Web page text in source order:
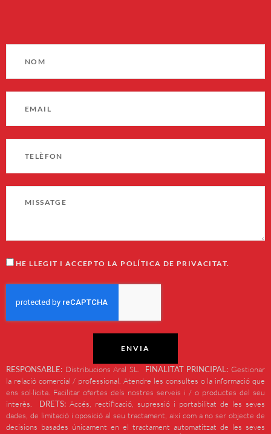
HE LLEGIT I ACCEPTO LA POLÍTICA DE PRIVACITAT.
ENVIA
RESPONSABLE: Distribucions Aral SL. FINALITAT PRINCIPAL: Gestionar
la relació comercial / professional. Atendre les consultes o la informació que
ens sol·licita. Facilitar ofertes dels nostres serveis i / o productes del seu
interès. DRETS: Accés, rectificació, supressió i portabilitat de les seves
dades, de limitació i oposició al seu tractament, així com a no ser objecte de
decisions basades únicament en el tractament automatitzat de les seves